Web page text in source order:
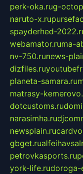
perk-oka.rug-
naruto-x.ru
spayderhed-
webamator.ruma-
nv-750.runews-
dizfiles.ru
planeta-samara.ru
matrasy-
dotcustoms.ru
narasimha.ru
newsplain.ru
gbget.ru
petrovkasports.ru
york-life.rudoroga-